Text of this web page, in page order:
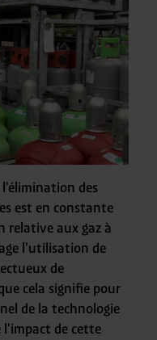
des
est en constante
relative aux gaz à
l'utilisation de
de
cela signifie pour
de la technologie
l'impact de cette